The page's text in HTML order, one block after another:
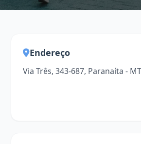
Endereço
Via Três, 343-687, Paranaíta -